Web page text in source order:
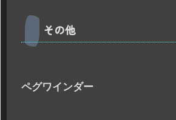
その他
ペグワインダー